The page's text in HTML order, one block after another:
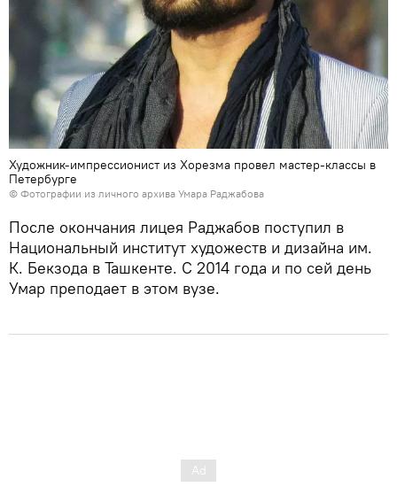
Художник-импрессионист из Хорезма провел мастер-классы в
Петербурге
© Фотографии из личного архива Умара Раджабова
После окончания лицея Раджабов поступил в
Национальный институт художеств и дизайна им.
К. Бекзода в Ташкенте. С 2014 года и по сей день
Умар преподает в этом вузе.